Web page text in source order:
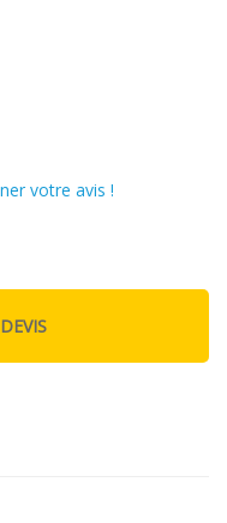
votre avis !